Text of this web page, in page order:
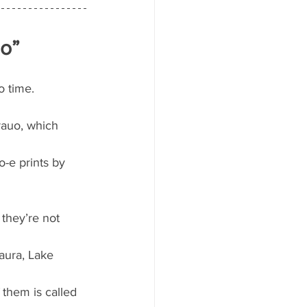
time.
which
e prints by
not
Lake
is called